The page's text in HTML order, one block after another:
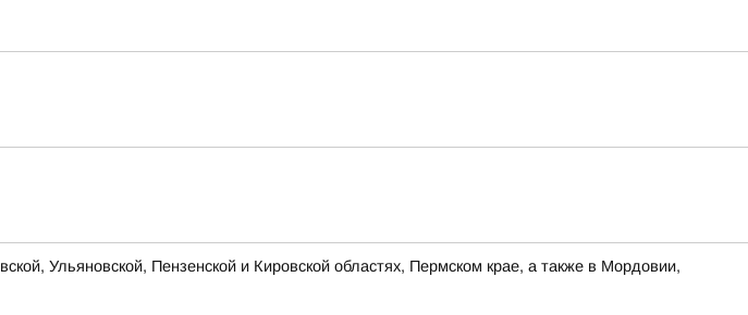
Ульяновской, Пензенской и Кировской областях, Пермском крае, а также в Мордовии,